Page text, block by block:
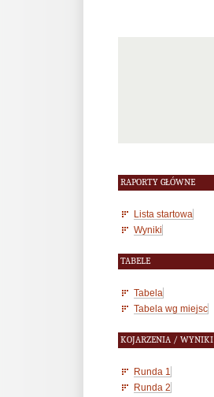
RAPORTY GŁÓWNE
Lista startowa
Wyniki
TABELE
Tabela
Tabela wg miejsc
KOJARZENIA / WYNIKI
Runda 1
Runda 2